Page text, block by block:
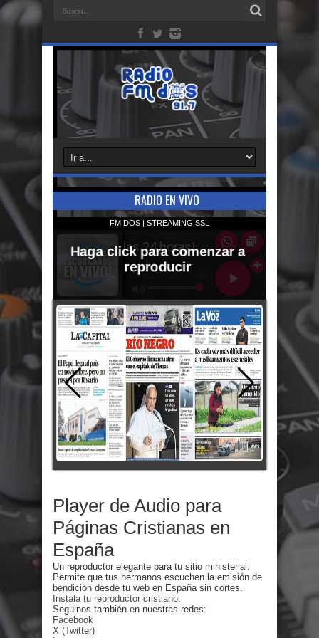
RADIO EN VIVO
Player de Audio para
Páginas Cristianas en
España
Un reproductor elegante para tu sitio ministerial.
Permite que tus hermanos escuchen la emisión de
bendición desde tu web en España sin cortes.
Instala tu reproductor cristiano.
Seguinos también en nuestras redes:
Facebook
X (Twitter)